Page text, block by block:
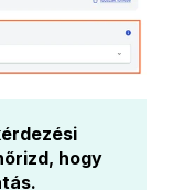
hogy